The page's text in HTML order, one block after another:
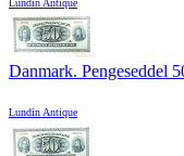
Lundin Antique
Danmark. Pengeseddel
Lundin Antique